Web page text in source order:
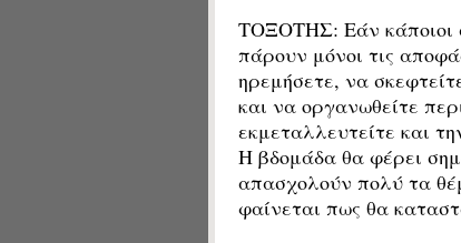
ΤΟΞΟΤΗΣ: Εάν κάποιοι
πάρουν μόνοι τις
ηρεμήσετε, να
και να οργανωθείτε
εκμεταλλευτείτε και
Η βδομάδα θα φέρει
απασχολούν πολύ τα
φαίνεται πως θα